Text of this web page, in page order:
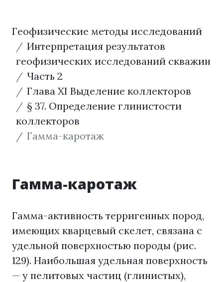
Геофизические методы исследований
Интерпретация результатов
геофизических исследований скважин
Часть 2
Глава XI Выделение коллекторов
§ 37. Определение глинистости
коллекторов
Гамма-каротаж
Гамма-каротаж
Гамма-активность терригенных пород,
имеющих кварцевый скелет, связана с
удельной поверхностью породы (рис.
129). Наибольшая удельная поверхность
— у пелитовых частиц (глинистых),